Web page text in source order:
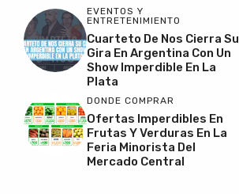
EVENTOS Y
ENTRETENIMIENTO
Cuarteto De Nos Cierra Su
Gira En Argentina Con Un
Show Imperdible En La
Plata
DONDE COMPRAR
Ofertas Imperdibles En
Frutas Y Verduras En La
Feria Minorista Del
Mercado Central